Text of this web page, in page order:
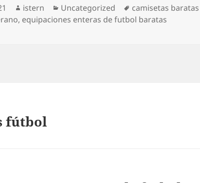
Autor
istern Categorías
Uncategorized Etiquetas
camisetas baratas
, equipaciones enteras de futbol baratas
fútbol